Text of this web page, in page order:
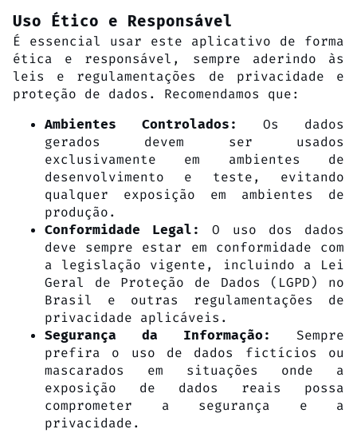
Uso Ético e Responsável
É essencial usar este aplicativo de forma
ética e responsável, sempre aderindo às
leis e regulamentações de privacidade e
proteção de dados. Recomendamos que:
Ambientes Controlados:
Os dados
gerados devem ser usados
exclusivamente em ambientes de
desenvolvimento e teste, evitando
qualquer exposição em ambientes de
produção.
Conformidade Legal:
O uso dos dados
deve sempre estar em conformidade com
a legislação vigente, incluindo a Lei
Geral de Proteção de Dados (LGPD) no
Brasil e outras regulamentações de
privacidade aplicáveis.
Segurança da Informação:
Sempre
prefira o uso de dados fictícios ou
mascarados em situações onde a
exposição de dados reais possa
comprometer a segurança e a
privacidade.